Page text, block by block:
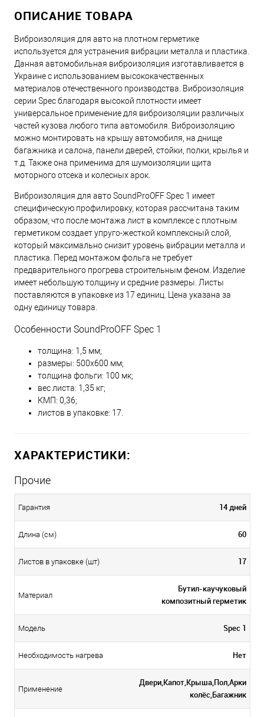
ОПИСАНИЕ ТОВАРА
Виброизоляция для авто на плотном герметике
используется для устранения вибрации металла и пластика.
Данная автомобильная виброизоляция изготавливается в
Украине с использованием высококачественных
материалов отечественного производства. Виброизоляция
серии Spec благодаря высокой плотности имеет
универсальное применение для виброизоляции различных
частей кузова любого типа автомобиля. Виброизоляцию
можно монтировать на крышу автомобиля, на днище
багажника и салона, панели дверей, стойки, полки, крылья и
т.д. Также она применима для шумоизоляции щита
моторного отсека и колесных арок.
Виброизоляция для авто SoundProOFF Spec 1 имеет
специфическую профилировку, которая рассчитана таким
образом, что после монтажа лист в комплексе с плотным
герметиком создает упруго-жесткой комплексный слой,
который максимально снизит уровень вибрации металла и
пластика. Перед монтажом фольга не требует
предварительного прогрева строительным феном. Изделие
имеет небольшую толщину и средние размеры. Листы
поставляются в упаковке из 17 единиц. Цена указана за
одну единицу товара.
Особенности SoundProOFF Spec 1
толщина: 1,5 мм;
размеры: 500х600 мм;
толщина фольги: 100 мк;
вес листа: 1,35 кг;
КМП: 0,36;
листов в упаковке: 17.
ХАРАКТЕРИСТИКИ:
Прочие
Гарантия 14 дней
Длина (см) 60
Листов в упаковке (шт) 17
Материал
Бутил-каучуковый
композитный герметик
Модель Spec 1
Необходимость нагрева Нет
Применение
Двери,Капот,Крыша,Пол,Арки
колёс,Багажник